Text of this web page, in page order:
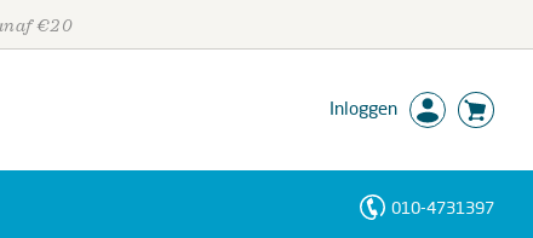
€20
Inloggen
010-4731397